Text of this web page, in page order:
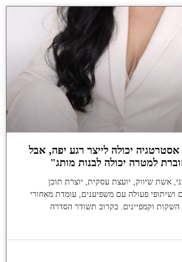
אסטרטגיה יכולה לייצר רגע יפה, אבל
למטרה יכולה לבנות מותג"
אשת שיווק, יועצת עסקית, יוצרת תוכן
ושיתופי פעולה עם משפיענים, עומדת מאחורי
השקות וקמפיינים. בקרוב תשודר הסדרה